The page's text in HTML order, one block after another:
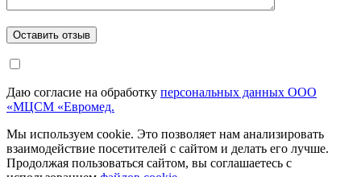
Даю согласие на обработку персональных данных ООО
«МЦСМ «Евромед.
Мы используем cookie. Это позволяет нам анализировать
взаимодействие посетителей с сайтом и делать его лучше.
Продолжая пользоваться сайтом, вы соглашаетесь с